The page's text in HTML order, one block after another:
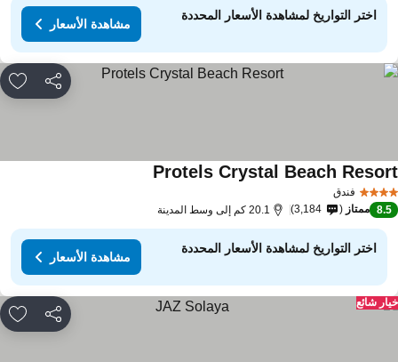
اختر التواريخ لمشاهدة الأسعار المحددة
مشاهدة الأسعار
مشاركة
فندق
Protels Crystal Beach
8.5 ممتاز 3,184 20.1 كم إلى وسط المدينة
اختر التواريخ لمشاهدة الأسعار المحددة
مشاهدة الأسعار
مشاركة
شائع